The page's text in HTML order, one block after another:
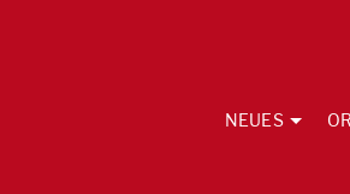
NEUES